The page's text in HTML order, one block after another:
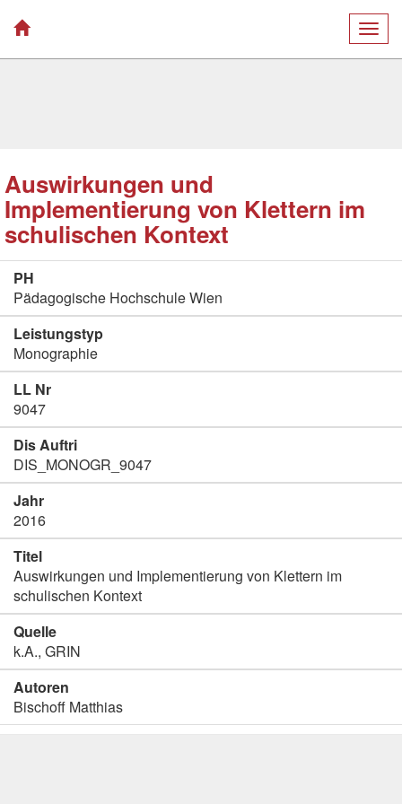
Auswirkungen und
Implementierung von Klettern im
schulischen Kontext
PH
Pädagogische Hochschule Wien
Leistungstyp
Monographie
LL Nr
9047
Dis Auftri
DIS_MONOGR_9047
Jahr
2016
Titel
Auswirkungen und Implementierung von Klettern im
schulischen Kontext
Quelle
k.A., GRIN
Autoren
Bischoff Matthias